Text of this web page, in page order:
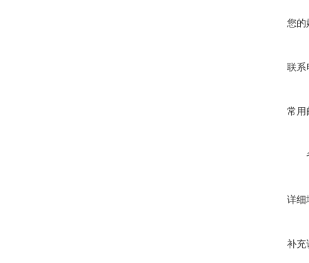
您的
联系
常用
详细
补充